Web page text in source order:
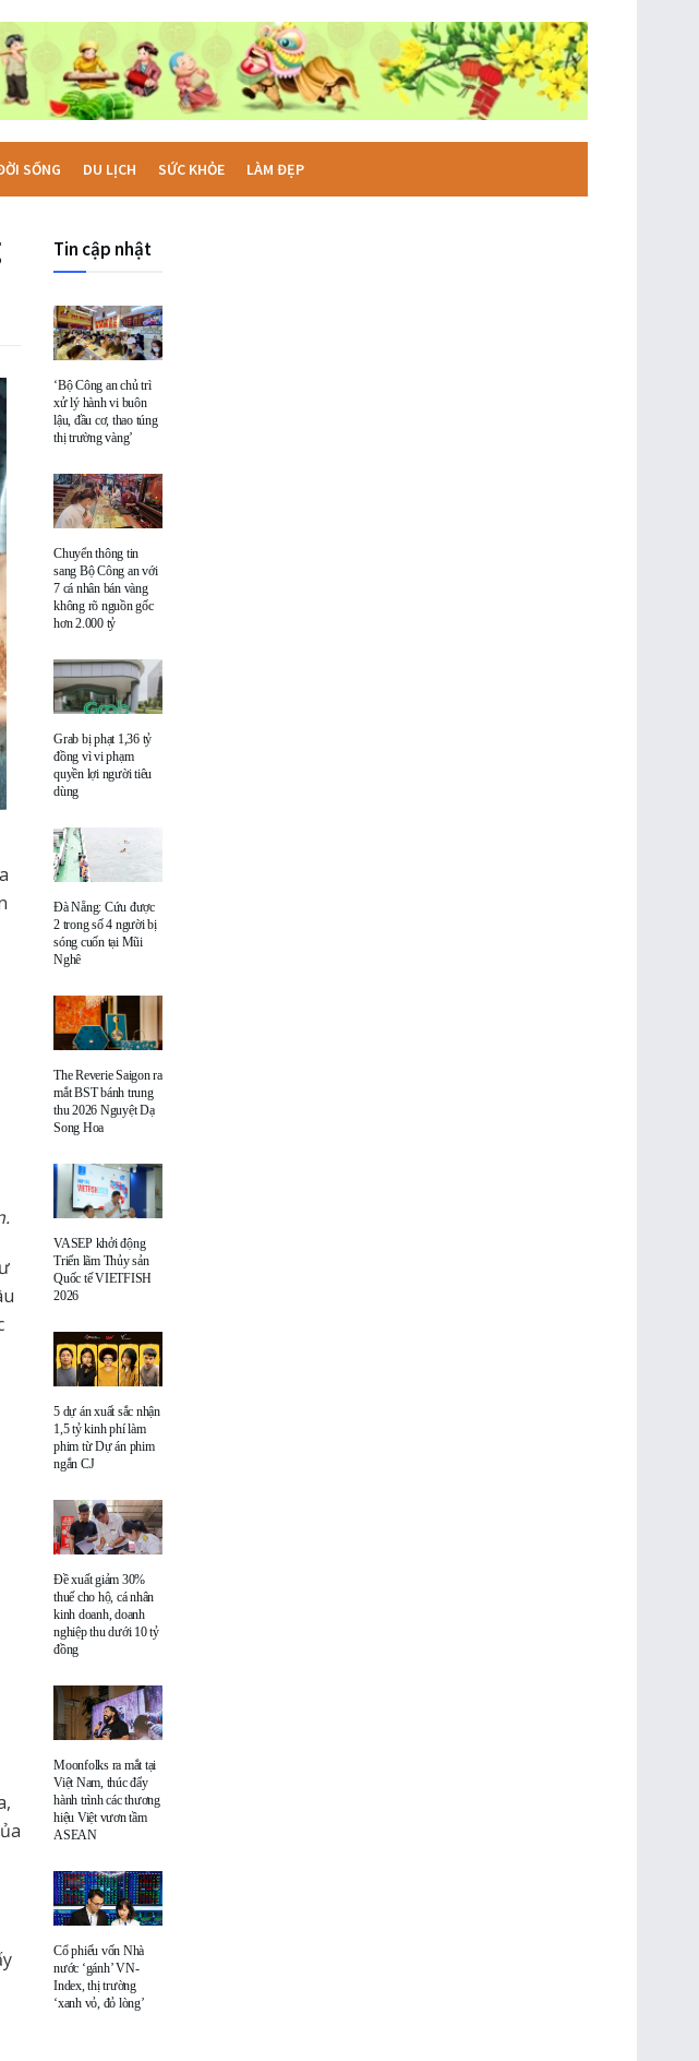
SỐNG DU LỊCH SỨC KHỎE LÀM ĐẸP
Tin cập nhật
‘Bộ Công an chủ trì
xử lý hành vi buôn
lậu, đầu cơ, thao túng
thị trường vàng’
Chuyển thông tin
sang Bộ Công an với
7 cá nhân bán vàng
không rõ nguồn gốc
hơn 2.000 tỷ
Grab bị phạt 1,36 tỷ
đồng vì vi phạm
quyền lợi người tiêu
dùng
Đà Nẵng: Cứu được
2 trong số 4 người bị
sóng cuốn tại Mũi
Nghê
The Reverie Saigon ra
mắt BST bánh trung
thu 2026 Nguyệt Dạ
Song Hoa
VASEP khởi động
Triển lãm Thủy sản
Quốc tế VIETFISH
2026
5 dự án xuất sắc nhận
1,5 tỷ kinh phí làm
phim từ Dự án phim
ngắn CJ
Đề xuất giảm 30%
thuế cho hộ, cá nhân
kinh doanh, doanh
nghiệp thu dưới 10 tỷ
đồng
Moonfolks ra mắt tại
Việt Nam, thúc đẩy
hành trình các thương
hiệu Việt vươn tầm
ASEAN
Cổ phiếu vốn Nhà
nước ‘gánh’ VN-
Index, thị trường
‘xanh vỏ, đỏ lòng’